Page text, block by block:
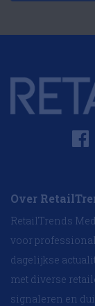
Over
RetailTrends
voor
dagelijkse
met diverse
signaleren en